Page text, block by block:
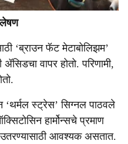
‘ब्राउन फॅट मेटाबोलिझम’
वापर होतो. परिणामी,
‘थर्मल स्ट्रेस’ सिग्नल पाठवले
हार्मोन्सचे प्रमाण
उतरण्यासाठी आवश्यक असतात.